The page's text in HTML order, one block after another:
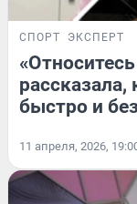
СПОРТ ЭКСПЕРТ
рассказала,
быстро и
11 апреля, 2026,